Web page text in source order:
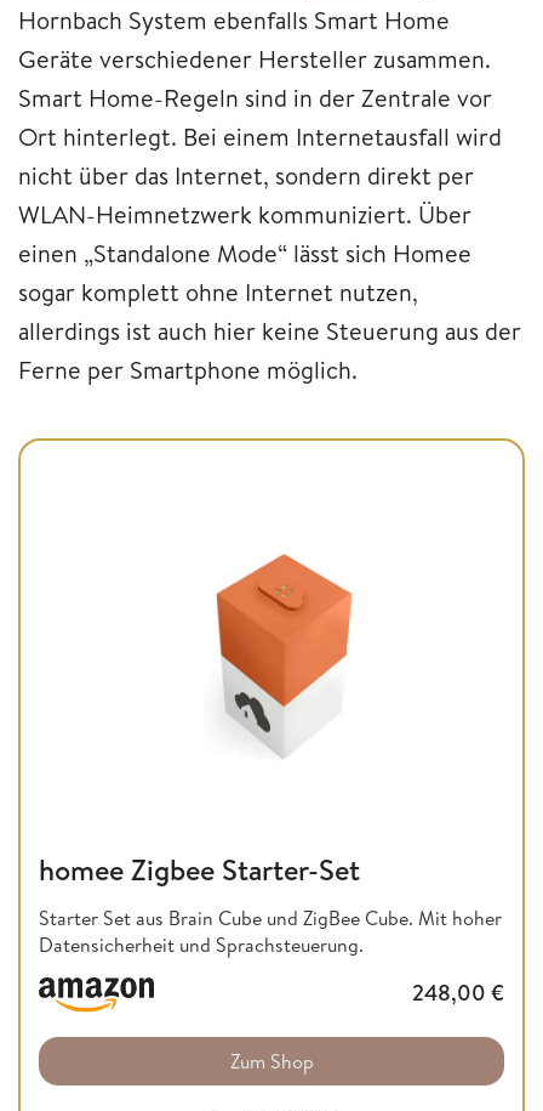
Hornbach System ebenfalls Smart Home
Geräte verschiedener Hersteller zusammen.
Smart Home-Regeln sind in der Zentrale vor
Ort hinterlegt. Bei einem Internetausfall wird
nicht über das Internet, sondern direkt per
WLAN-Heimnetzwerk kommuniziert. Über
einen „Standalone Mode“ lässt sich Homee
sogar komplett ohne Internet nutzen,
allerdings ist auch hier keine Steuerung aus der
Ferne per Smartphone möglich.
homee Zigbee Starter-Set
Starter Set aus Brain Cube und ZigBee Cube. Mit hoher
Datensicherheit und Sprachsteuerung.
248,00 €
Zum Shop